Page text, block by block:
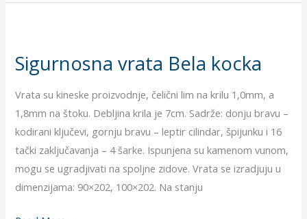
Sigurnosna vrata Bela kocka
Vrata su kineske proizvodnje, čelični lim na krilu 1,0mm, a
1,8mm na štoku. Debljina krila je 7cm. Sadrže: donju bravu –
kodirani ključevi, gornju bravu – leptir cilindar, špijunku i 16
tački zaključavanja – 4 šarke. Ispunjena su kamenom vunom,
mogu se ugradjivati na spoljne zidove. Vrata se izradjuju u
dimenzijama: 90×202, 100×202. Na stanju
Bela